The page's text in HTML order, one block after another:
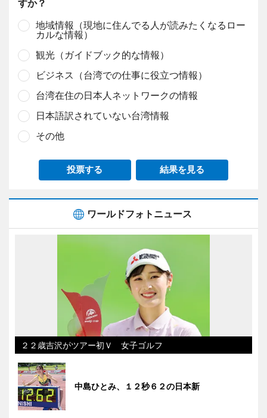
すか？
地域情報（現地に住んでる人が読みたくなるロー
カルな情報）
観光（ガイドブック的な情報）
ビジネス（台湾での仕事に役立つ情報）
台湾在住の日本人ネットワークの情報
日本語訳されていない台湾情報
その他
投票する 結果を見る
ワールドフォトニュース
２２歳吉沢がツアー初Ｖ 女子ゴルフ
中島ひとみ、１２秒６２の日本新